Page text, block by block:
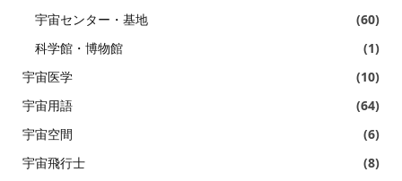
宇宙センター・基地
(60)
科学館・博物館
(1)
宇宙医学
(10)
宇宙用語
(64)
宇宙空間
(6)
宇宙飛行士
(8)